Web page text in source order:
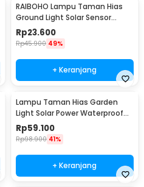
RAIBOHO Lampu Taman Hias
Ground Light Solar Sensor
Waterproof 12/20LED - RB20
Rp23.600
Rp45.900 49%
+ Keranjang
Lampu Taman Hias Garden
Light Solar Power Waterproof
Cool White - EM375
Rp59.100
Rp98.900 41%
+ Keranjang